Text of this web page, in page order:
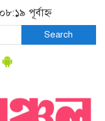
পূর্বাহ্ন
Search